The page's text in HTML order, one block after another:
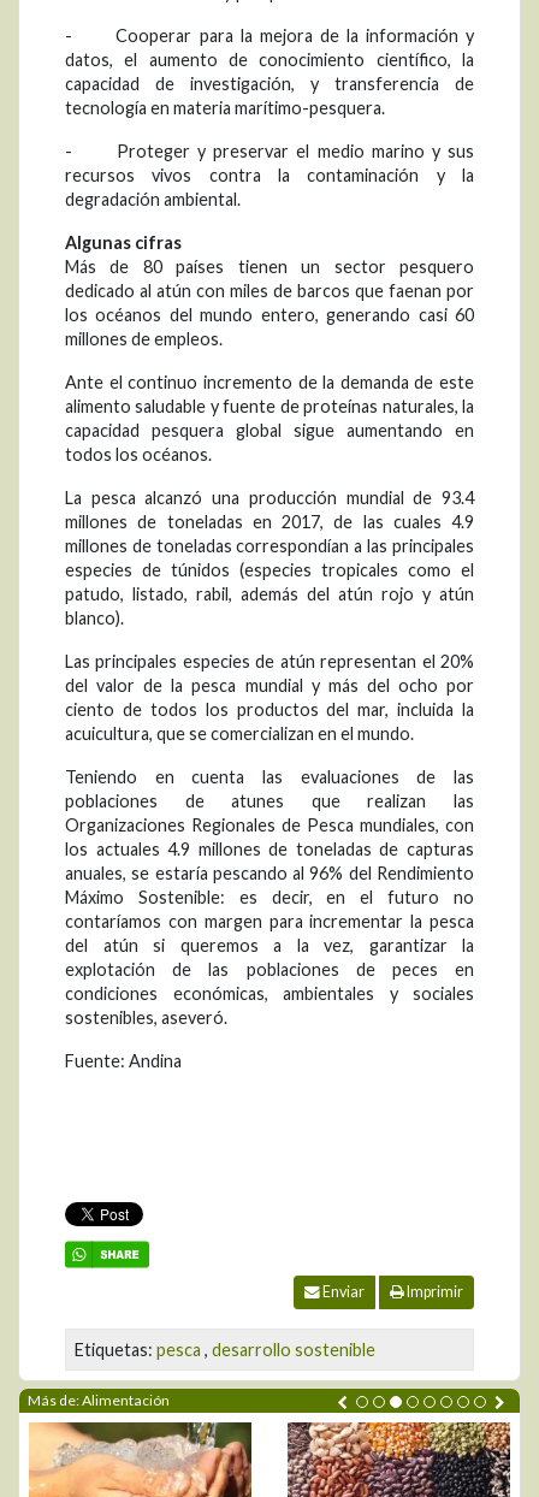
- Cooperar para la mejora de la información y
datos, el aumento de conocimiento científico, la
capacidad de investigación, y transferencia de
tecnología en materia marítimo-pesquera.
- Proteger y preservar el medio marino y sus
recursos vivos contra la contaminación y la
degradación ambiental.
Algunas cifras
Más de 80 países tienen un sector pesquero
dedicado al atún con miles de barcos que faenan por
los océanos del mundo entero, generando casi 60
millones de empleos.
Ante el continuo incremento de la demanda de este
alimento saludable y fuente de proteínas naturales, la
capacidad pesquera global sigue aumentando en
todos los océanos.
La pesca alcanzó una producción mundial de 93.4
millones de toneladas en 2017, de las cuales 4.9
millones de toneladas correspondían a las principales
especies de túnidos (especies tropicales como el
patudo, listado, rabil, además del atún rojo y atún
blanco).
Las principales especies de atún representan el 20%
del valor de la pesca mundial y más del ocho por
ciento de todos los productos del mar, incluida la
acuicultura, que se comercializan en el mundo.
Teniendo en cuenta las evaluaciones de las
poblaciones de atunes que realizan las
Organizaciones Regionales de Pesca mundiales, con
los actuales 4.9 millones de toneladas de capturas
anuales, se estaría pescando al 96% del Rendimiento
Máximo Sostenible: es decir, en el futuro no
contaríamos con margen para incrementar la pesca
del atún si queremos a la vez, garantizar la
explotación de las poblaciones de peces en
condiciones económicas, ambientales y sociales
sostenibles, aseveró.
Fuente: Andina
Enviar Imprimir
Etiquetas: pesca , desarrollo sostenible
Más de: Alimentación